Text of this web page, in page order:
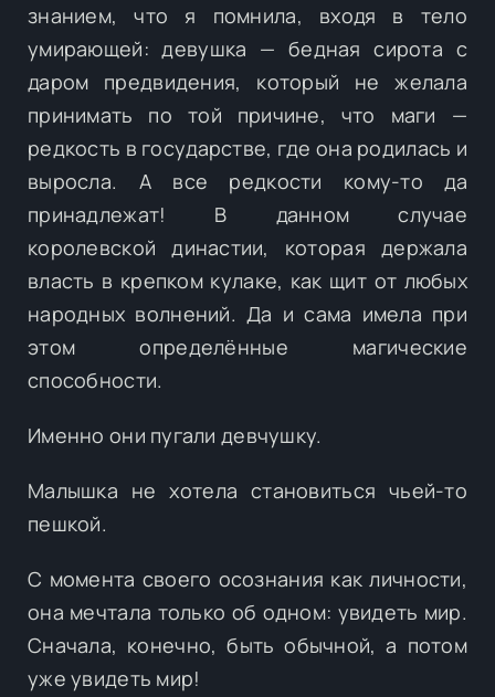
знанием, что я помнила, входя в тело
умирающей: девушка — бедная сирота с
даром предвидения, который не желала
принимать по той причине, что маги —
редкость в государстве, где она родилась и
выросла. А все редкости кому-то да
принадлежат! В данном случае
королевской династии, которая держала
власть в крепком кулаке, как щит от любых
народных волнений. Да и сама имела при
этом определённые магические
способности.
Именно они пугали девчушку.
Малышка не хотела становиться чьей-то
пешкой.
С момента своего осознания как личности,
она мечтала только об одном: увидеть мир.
Сначала, конечно, быть обычной, а потом
уже увидеть мир!